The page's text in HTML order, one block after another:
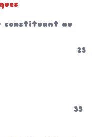
constituant au
25